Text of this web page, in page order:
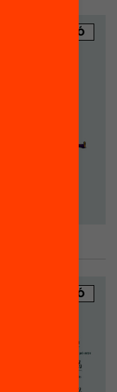
PUBLICACIÓ
PUBLICACIÓ